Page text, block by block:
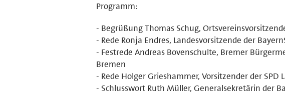
Programm:
- Begrüßung Thomas Schug,
- Rede Ronja Endres, Landesvorsitzende der
- Festrede Andreas Bovenschulte, Bremer
Bremen
- Rede Holger Grieshammer, Vorsitzender der SPD
- Schlusswort Ruth Müller, Generalsekretärin der